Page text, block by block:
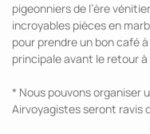
pigeonniers de l’ère
incroyables pièces en
pour prendre un bon café
principale avant le retour
* Nous pouvons organiser
Airvoyagistes seront ravis